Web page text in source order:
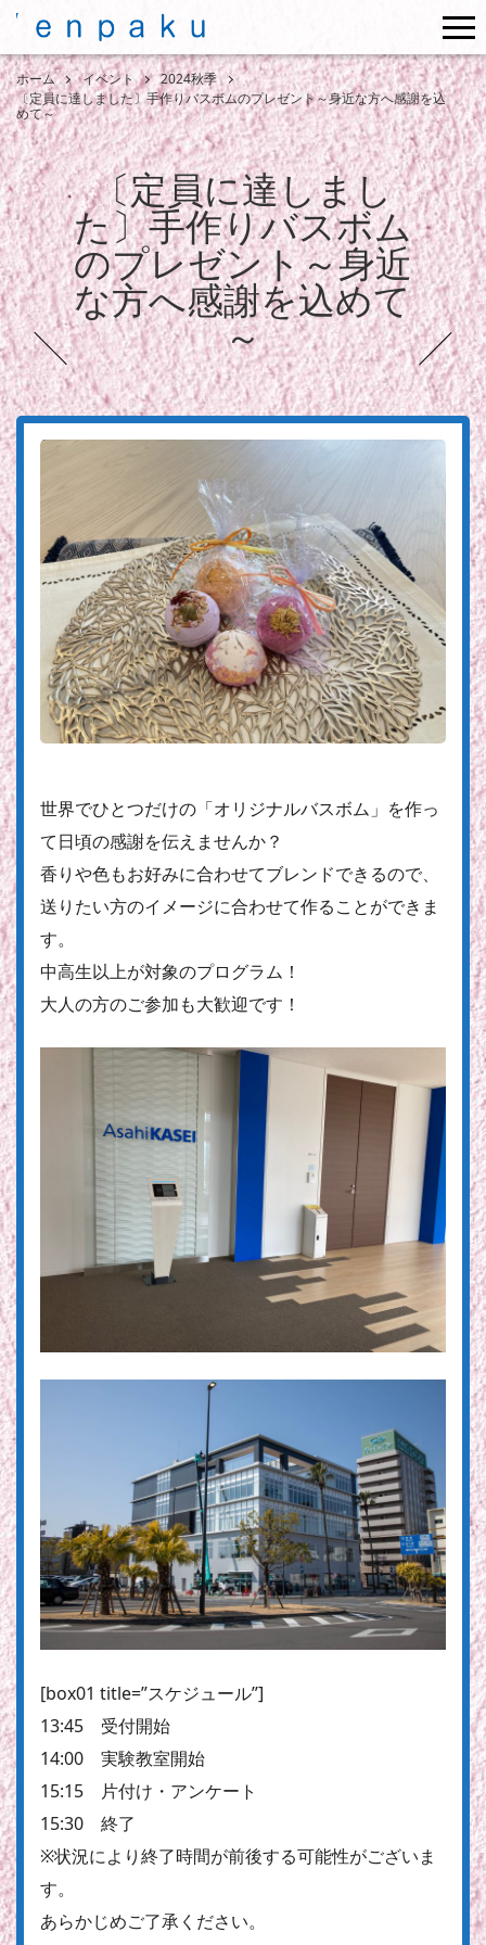
ホーム イベント
2024秋季
〔定員に達しました〕手作りバスボムのプレゼント～身近な方へ感謝を込
めて～
〔定員に達しまし
た〕手作りバスボム
のプレゼント～身近
な方へ感謝を込めて
～
世界でひとつだけの「オリジナルバスボム」を作っ
て日頃の感謝を伝えませんか？
香りや色もお好みに合わせてブレンドできるので、
送りたい方のイメージに合わせて作ることができま
す。
中高生以上が対象のプログラム！
大人の方のご参加も大歓迎です！
[box01 title=”スケジュール”]
13:45 受付開始
14:00 実験教室開始
15:15 片付け・アンケート
15:30 終了
※状況により終了時間が前後する可能性がございま
す。
あらかじめご了承ください。